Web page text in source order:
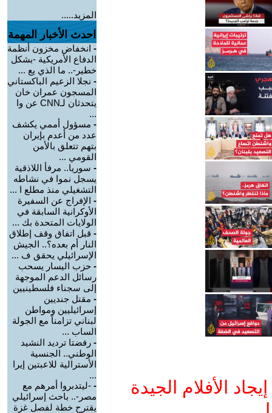
الأفلام الجيدة
المزيد.....
احدث الأخبار المهمة
- انخفاض مخزون أنظمة
الدفاع الأمريكية -بشكل
خطير-.. ما الذي يع ...
- نجلا الزعيم الباكستاني
المسجون عمران خان
يتحدثان لـCNN عن وا
...
- مسؤول أممي يكشف
عدد من أعدم بإيران
بتهم تتعلق بالأمن
القومي ...
- سوريا.. مرفأ اللاذقية
يسجل نموا في نشاطه
التشغيلي منذ مطلع ا ...
- الإفراج عن السفيرة
الأوكرانية السابقة في
الولايات المتحدة بك ...
- قبل اتفاق وقف إطلاق
النار أم بعده؟.. الجيش
الإسرائيلي يحقق ف ...
- حزب اليسار يسحب
رسائل الدعم الموجهة
إلى سجناء فلسطينيين
- مقتل جنديين
إسرائيليين ومواطن
لبناني تزامناً مع الجولة
الساب ...
- رفضتا ترديد النشيد
الوطني.. الجنسية
الأسترالية للاعبتين إيرا
...
- -ليتدبروا أمرهم مع
مصر-.. باحث إسرائيلي
يقترح خطة لفصل غزة